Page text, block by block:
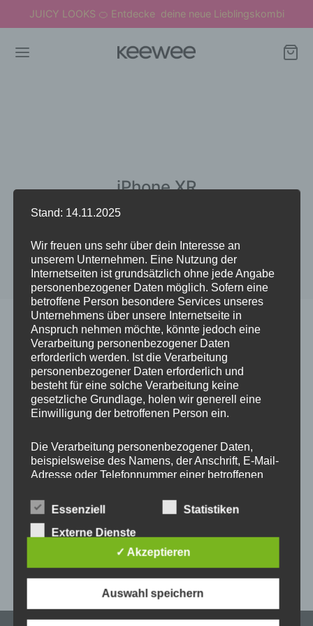
JUICY LOOKS 🍊 Entdecke deine neue Lieblingskombi
iPhone XR
Start /Produkt DUO Case GREENERY - Phone Model
iPhone XR
Dieses
Produkt
mehrere
Varianten
auf.
Optionen
können
auf
der
Produktseite
gewählt
werden
DUO Case GREENERY für
2in1 Handykette
können
der
werden
DUO Case GREENERY
inkl. Connector für 2in1
24,50€
Stand: 14.11.2025
Wir freuen uns sehr über dein Interesse an
unserem Unternehmen. Eine Nutzung der
Internetseiten ist grundsätzlich ohne jede Angabe
personenbezogener Daten möglich. Sofern eine
betroffene Person besondere Services unseres
Unternehmens über unsere Internetseite in
Anspruch nehmen möchte, könnte jedoch eine
Verarbeitung personenbezogener Daten
erforderlich werden. Ist die Verarbeitung
personenbezogener Daten erforderlich und
besteht für eine solche Verarbeitung keine
gesetzliche Grundlage, holen wir generell eine
Einwilligung der betroffenen Person ein.
Die Verarbeitung personenbezogener Daten,
beispielsweise des Namens, der Anschrift, E-Mail-
Adresse oder Telefonnummer einer betroffenen
Datenschutz-Grundverordnung und in
Übereinstimmung mit den für uns geltenden
landesspezifischen Datenschutzbestimmungen.
Mittels dieser Datenschutzerklärung möchte unser
Unternehmen die Öffentlichkeit über Art, Umfang
verarbeiteten personenbezogenen Daten
informieren. Ferner werden betroffene Personen
Essenziell
Statistiken
Externe Dienste
✓ Akzeptieren
Auswahl speichern